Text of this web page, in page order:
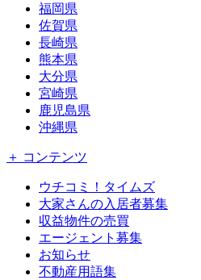
福岡県
佐賀県
長崎県
熊本県
大分県
宮崎県
鹿児島県
沖縄県
＋ コンテンツ
ウチコミ！タイムズ
大家さんの入居者募集
収益物件の売買
エージェント募集
お知らせ
不動産用語集